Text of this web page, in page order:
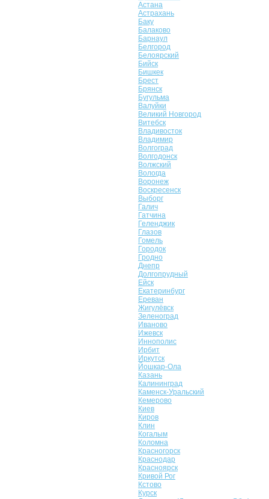
Астана
Астрахань
Баку
Балаково
Барнаул
Белгород
Белоярский
Бийск
Бишкек
Брест
Брянск
Бугульма
Валуйки
Великий Новгород
Витебск
Владивосток
Владимир
Волгоград
Волгодонск
Волжский
Вологда
Воронеж
Воскресенск
Выборг
Галич
Гатчина
Геленджик
Глазов
Гомель
Городок
Гродно
Днепр
Долгопрудный
Ейск
Екатеринбург
Ереван
Жигулёвск
Зеленоград
Иваново
Ижевск
Иннополис
Ирбит
Иркутск
Йошкар-Ола
Казань
Калининград
Каменск-Уральский
Кемерово
Киев
Киров
Клин
Когалым
Коломна
Красногорск
Краснодар
Красноярск
Кривой Рог
Кстово
Курск